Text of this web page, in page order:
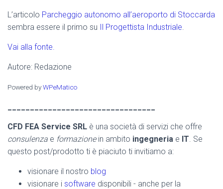
L’articolo Parcheggio autonomo all’aeroporto di Stoccarda
sembra essere il primo su Il Progettista Industriale.
Vai alla fonte.
Autore: Redazione
Powered byWPeMatico
CFD FEA Service SRL è una società di servizi che offre
consulenza e formazionein ambito ingegneria e IT. Se
questo post/prodotto ti è piaciuto ti invitiamo a:
visionare il nostro blog
visionare i software disponibili - anche per la